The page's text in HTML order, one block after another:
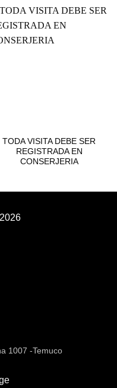
TODA VISITA DEBE SER
REGISTRADA EN
CONSERJERIA
1007 -Temuco